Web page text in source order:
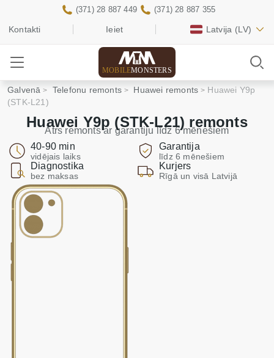
Kontakti Ieiet Latvija (LV)
(371) 28 887 449 (371) 28 887 355
MOBILEMONSTERS
Galvenā Telefonu remonts Huawei remonts
Huawei Y9p
(STK-L21)
Huawei Y9p (STK-L21) remonts
Ātrs remonts ar garantiju līdz 6 mēnešiem
40-90 min
vidējais laiks
Garantija
līdz 6 mēnešiem
Diagnostika
bez maksas
Kurjers
Rīgā un visā Latvijā